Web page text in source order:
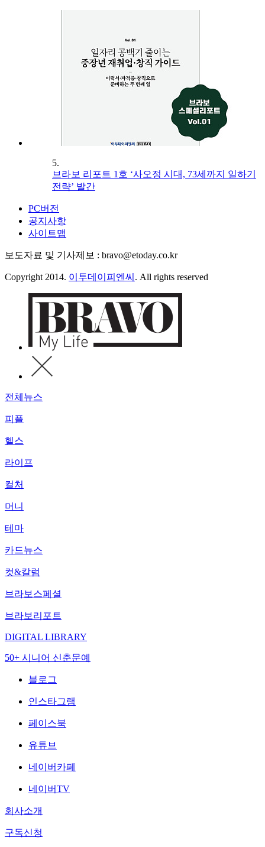
5.
브라보 리포트 1호 ‘사오정 시대, 73세까지 일하기
전략’ 발간
PC버전
공지사항
사이트맵
보도자료 및 기사제보 : bravo@etoday.co.kr
Copyright 2014. 이투데이피엔씨 . All rights reserved
전체뉴스
피플
헬스
라이프
컬처
머니
테마
카드뉴스
컷&칼럼
브라보스페셜
브라보리포트
DIGITAL LIBRARY
50+ 시니어 신춘문예
블로그
인스타그램
페이스북
유튜브
네이버카페
네이버TV
회사소개
구독신청